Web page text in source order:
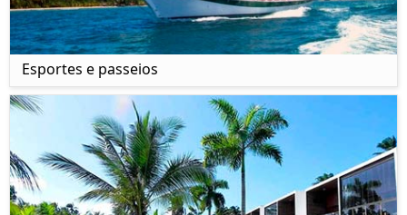
Esportes e passeios